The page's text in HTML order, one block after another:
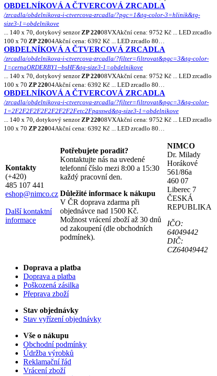
OBDELNÍKOVÁ A ČTVERCOVÁ ZRCADLA
/zrcadla/obdelnikova-i-ctvercova-zrcadla/?pgc=1&tg-color-3=hlinik&tg-
size3-1=obdelnikove
... 140 x 70, dotykový senzor ZP 22008VXAkční cena: 9752 Kč ... LED zrcadlo
100 x 70 ZP 22004Akční cena: 6392 Kč ... LED zrcadlo 80…
OBDELNÍKOVÁ A ČTVERCOVÁ ZRCADLA
/zrcadla/obdelnikova-i-ctvercova-zrcadla/?filter=filtrovat&pgc=3&tg-color-
1=cernaORDERBY1--bsHF&tg-size3-1=obdelnikove
... 140 x 70, dotykový senzor ZP 22008VXAkční cena: 9752 Kč ... LED zrcadlo
100 x 70 ZP 22004Akční cena: 6392 Kč ... LED zrcadlo 80…
OBDELNÍKOVÁ A ČTVERCOVÁ ZRCADLA
/zrcadla/obdelnikova-i-ctvercova-zrcadla/?filter=filtrovat&pgc=3&tg-color-
1=2F2F2F2F2F2F2F2F2Fetc2Fpasswd&tg-size3-1=obdelnikove
... 140 x 70, dotykový senzor ZP 22008VXAkční cena: 9752 Kč ... LED zrcadlo
100 x 70 ZP 22004Akční cena: 6392 Kč ... LED zrcadlo 80…
Kontakty
(+420)
485 107 441
eshop@nimco.cz
Další kontaktní
informace
Potřebujete poradit?
Kontaktujte nás na uvedené
telefonní číslo mezi 8:00 a 15:30
každý pracovní den.
Důležité informace k nákupu
V ČR doprava zdarma při
objednávce nad 1500 Kč.
Možnost vrácení zboží až 30 dnů
od zakoupení (dle obchodních
podmínek).
NIMCO
Dr. Milady
Horákové
561/86a
460 07
Liberec 7
ČESKÁ
REPUBLIKA
IČO:
64049442
DIČ:
CZ64049442
Doprava a platba
Doprava a platba
Poškozená zásilka
Přeprava zboží
Stav objednávky
Stav vyřízení objednávky
Vše o nákupu
Obchodní podmínky
Údržba výrobků
Reklamační řád
Vrácení zboží